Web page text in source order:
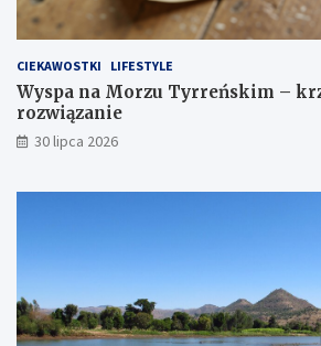
CIEKAWOSTKI LIFESTYLE
Wyspa na Morzu Tyrreńskim –
rozwiązanie
30 lipca 2026